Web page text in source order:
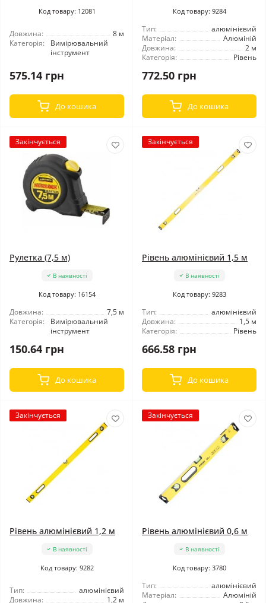
Код товару: 12081
Довжина:
8 м
Категорія:
Вимірювальний
інструмент
575.14 грн
До кошика
Код товару: 9284
Тип:
алюмінієвий
Матеріал:
Алюміній
Довжина:
2 м
Категорія:
Рівень
772.50 грн
До кошика
Закінчується
Рулетка (7,5 м)
В наявності
Код товару: 16154
Довжина:
7,5 м
Категорія:
Вимірювальний
інструмент
150.64 грн
До кошика
Закінчується
Рівень алюмінієвий 1,5 м
В наявності
Код товару: 9283
Тип:
алюмінієвий
Довжина:
1,5 м
Категорія:
Рівень
666.58 грн
До кошика
Закінчується
Рівень алюмінієвий 1,2 м
В наявності
Код товару: 9282
Тип:
алюмінієвий
Довжина:
1,2 м
Закінчується
Рівень алюмінієвий 0,6 м
В наявності
Код товару: 3780
Тип:
алюмінієвий
Матеріал:
Алюміній